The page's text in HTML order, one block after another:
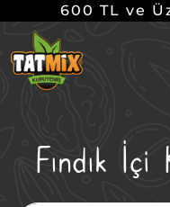
600 TL ve
Fındık